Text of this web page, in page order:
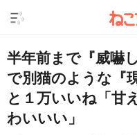
半年前まで『威嚇
で別猫のような『
と１万いいね「甘
わいいい」